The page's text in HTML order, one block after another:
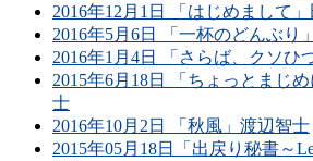
2016年12月1日 「はじめまして
2016年5月6日 「一杯のどんぶり
2016年1月4日 「さらば、クソひ
2015年6月18日 「ちょっとまじ
士
2016年10月2日 「秋風」渡辺智士
2015年05月18日「出戻り秘書～